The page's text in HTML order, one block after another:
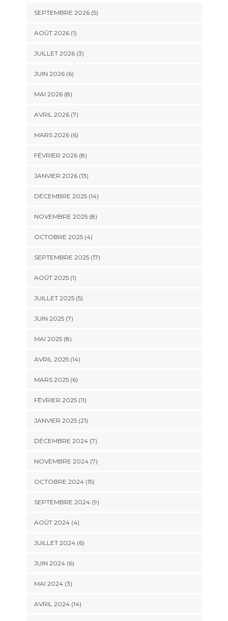
SEPTEMBRE 2026 (5)
AOÛT 2026 (1)
JUILLET 2026 (3)
JUIN 2026 (6)
MAI 2026 (8)
AVRIL 2026 (7)
MARS 2026 (6)
FÉVRIER 2026 (8)
JANVIER 2026 (13)
DÉCEMBRE 2025 (14)
NOVEMBRE 2025 (8)
OCTOBRE 2025 (4)
SEPTEMBRE 2025 (17)
AOÛT 2025 (1)
JUILLET 2025 (5)
JUIN 2025 (7)
MAI 2025 (8)
AVRIL 2025 (14)
MARS 2025 (6)
FÉVRIER 2025 (11)
JANVIER 2025 (21)
DÉCEMBRE 2024 (7)
NOVEMBRE 2024 (7)
OCTOBRE 2024 (15)
SEPTEMBRE 2024 (9)
AOÛT 2024 (4)
JUILLET 2024 (6)
JUIN 2024 (6)
MAI 2024 (3)
AVRIL 2024 (14)